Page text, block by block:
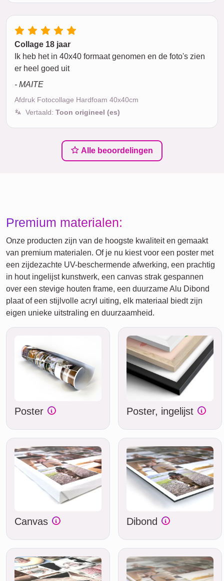
Collage 18 jaar
Ik heb het in 40x40 formaat genomen en de foto's zien
er heel goed uit
- MAITE
Afdruk Fotocollage Hardfoam 40x40cm
Vertaald: Toon origineel (es)
Alle beoordelingen
Premium materialen:
Onze producten zijn van de hoogste kwaliteit en gemaakt
van premium materialen. Of je nu kiest voor een poster met
een zijdezachte UV-beschermende afwerking, een prachtig
in hout ingelijst kunstwerk, een canvas strak gespannen
over een stevige houten frame, een duurzame Alu Dibond
plaat of een stijlvolle acryl uiting, elk materiaal biedt zijn
eigen unieke uitstraling en duurzaamheid.
Poster Poster, ingelijst
Canvas Dibond